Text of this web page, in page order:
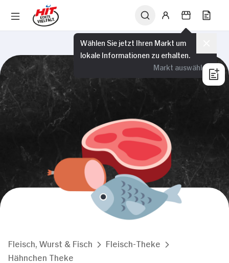
Wählen Sie jetzt Ihren Markt um
lokale Informationen zu erhalten.
Markt auswählen
Fleisch, Wurst & Fisch
Fleisch-Theke
Hähnchen Theke